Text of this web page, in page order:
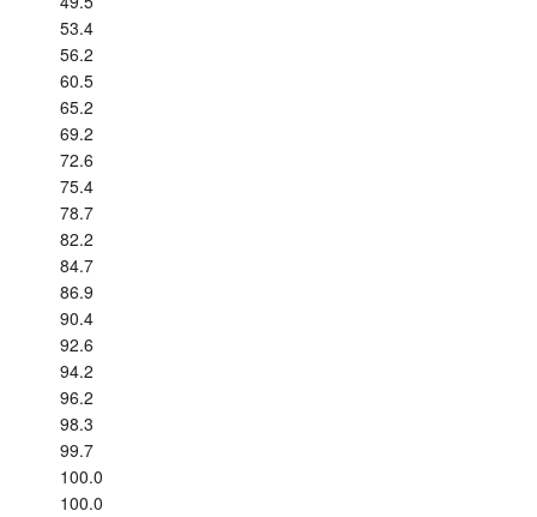
53.4
56.2
60.5
65.2
69.2
72.6
75.4
78.7
82.2
84.7
86.9
90.4
92.6
94.2
96.2
98.3
99.7
100.0
100.0